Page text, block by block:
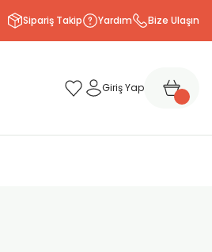
Sipariş Takip Yardım Bize Ulaşın
Giriş Yap